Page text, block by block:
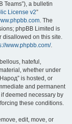
Teams”), a bulletin
License v2”
. The
phpBB Limited is
disallowed on this site.
www.phpbb.com/.
hateful,
whether under
is hosted, or
and permanent
deemed necessary by
these conditions.
edit, move, or